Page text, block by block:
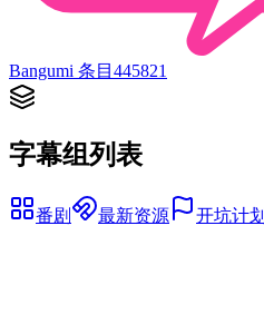
Bangumi 条目 445821
字幕组列表
番剧 最新资源 开坑计划